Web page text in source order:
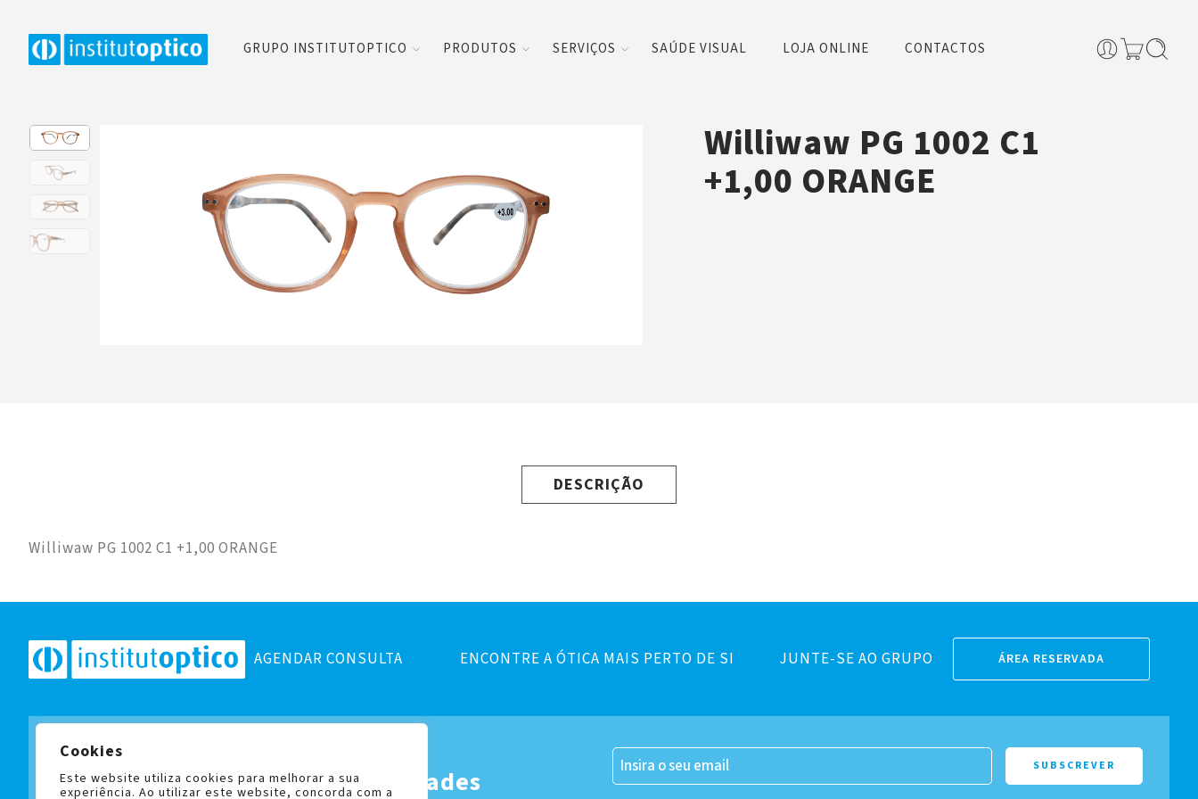
Cookies
Este website utiliza cookies para melhorar a sua
experiência. Ao utilizar este website, concorda com a
GRUPO INSTITUTOPTICO PRODUTOS SERVIÇOS SAÚDE VISUAL LOJA ONLINE CONTACTOS
Williwaw PG 1002 C1
+1,00 ORANGE
DESCRIÇÃO
Williwaw PG 1002 C1 +1,00 ORANGE
AGENDAR CONSULTA ENCONTRE A ÓTICA MAIS PERTO DE SI JUNTE-SE AO GRUPO ÁREA RESERVADA
Subscreva a nossa newsletter
e fique a par de todas as novidades